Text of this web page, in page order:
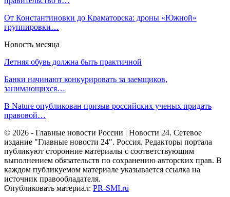
От Константиновки до Краматорска: дроны «Южной»
группировки…
Новость месяца
Летняя обувь должна быть практичной
Банки начинают конкурировать за заемщиков,
занимающихся…
В Nature опубликован призыв российских ученых придать
правовой…
© 2026 - Главные новости России | Новости 24. Сетевое
издание "Главные новости 24". Россия. Редакторы портала
публикуют сторонние материалы с соответствующим
выполнением обязательств по сохранению авторских прав. В
каждом публикуемом материале указывается ссылка на
источник правообладателя.
Опубликовать материал: PR-SMI.ru